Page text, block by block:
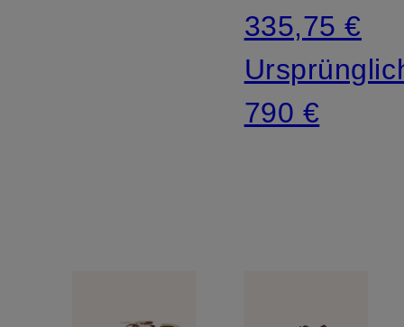
335,75 €
790 €